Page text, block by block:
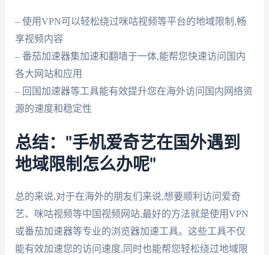
– 使用VPN可以轻松绕过咪咕视频等平台的地域限制,畅
享视频内容
– 番茄加速器集加速和翻墙于一体,能帮您快速访问国内
各大网站和应用
– 回国加速器等工具能有效提升您在海外访问国内网络资
源的速度和稳定性
总结："手机爱奇艺在国外遇到
地域限制怎么办呢"
总的来说,对于在海外的朋友们来说,想要顺利访问爱奇
艺、咪咕视频等中国视频网站,最好的方法就是使用VPN
或番茄加速器等专业的浏览器加速工具。这些工具不仅
能有效加速您的访问速度,同时也能帮您轻松绕过地域限